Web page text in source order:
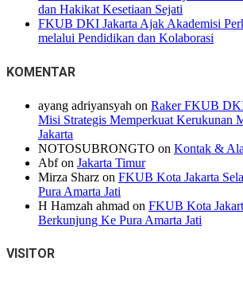
dan Hakikat Kesetiaan Sejati
FKUB DKI Jakarta Ajak Akademisi
melalui Pendidikan dan Kolaborasi
KOMENTAR
ayang adriyansyah on Raker FKUB
Misi Strategis Memperkuat Kerukunan
Jakarta
NOTOSUBRONGTO on Kontak &
Abfon Jakarta Timur
Mirza Sharz on FKUB Kota Jakarta
Pura Amarta Jati
H Hamzah ahmad on FKUB Kota
Berkunjung Ke Pura Amarta Jati
VISITOR